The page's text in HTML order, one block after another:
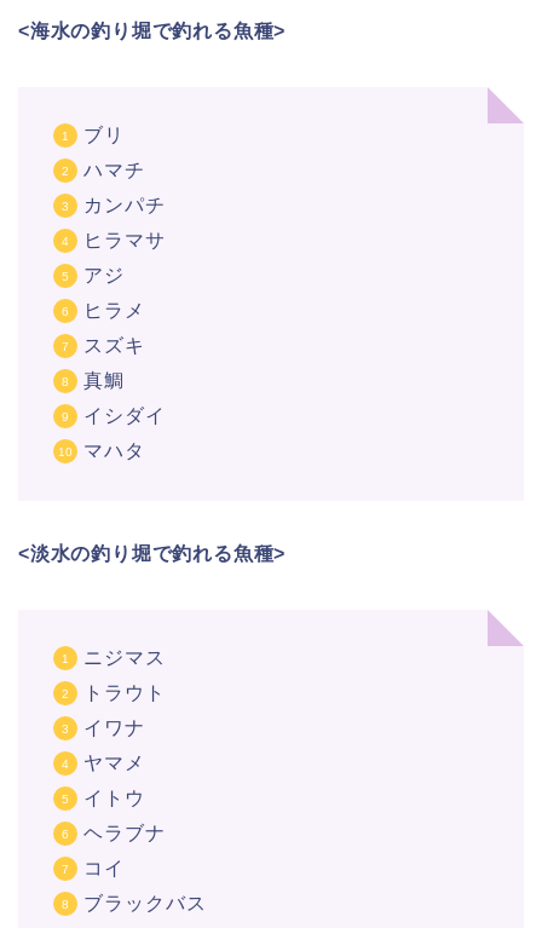
<海水の釣り堀で釣れる魚種>
ブリ
ハマチ
カンパチ
ヒラマサ
アジ
ヒラメ
スズキ
真鯛
イシダイ
マハタ
<淡水の釣り堀で釣れる魚種>
ニジマス
トラウト
イワナ
ヤマメ
イトウ
ヘラブナ
コイ
ブラックバス